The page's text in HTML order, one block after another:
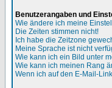
Benutzerangaben und
Wie ändere ich meine
Die Zeiten stimmen nicht!
Ich habe die Zeitzone
Meine Sprache ist nicht
Wie kann ich ein Bild unter
Wie kann ich meinen Rang
Wenn ich auf den E-Mail-